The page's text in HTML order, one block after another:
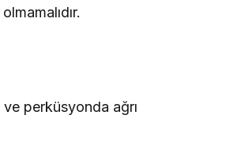
perküsyonda ağrı